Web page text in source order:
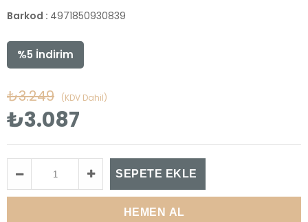
Barkod : 4971850930839
%5 İndirim
₺3.249 (KDV Dahil)
₺3.087